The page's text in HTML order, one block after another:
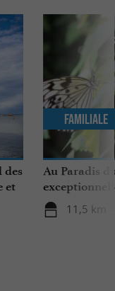
des
et
Au Paradis
11,5 km
Familiale